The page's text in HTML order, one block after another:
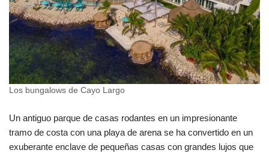
Los bungalows de Cayo Largo
Un antiguo parque de casas rodantes en un impresionante
tramo de costa con una playa de arena se ha convertido en un
exuberante enclave de pequeñas casas con grandes lujos que